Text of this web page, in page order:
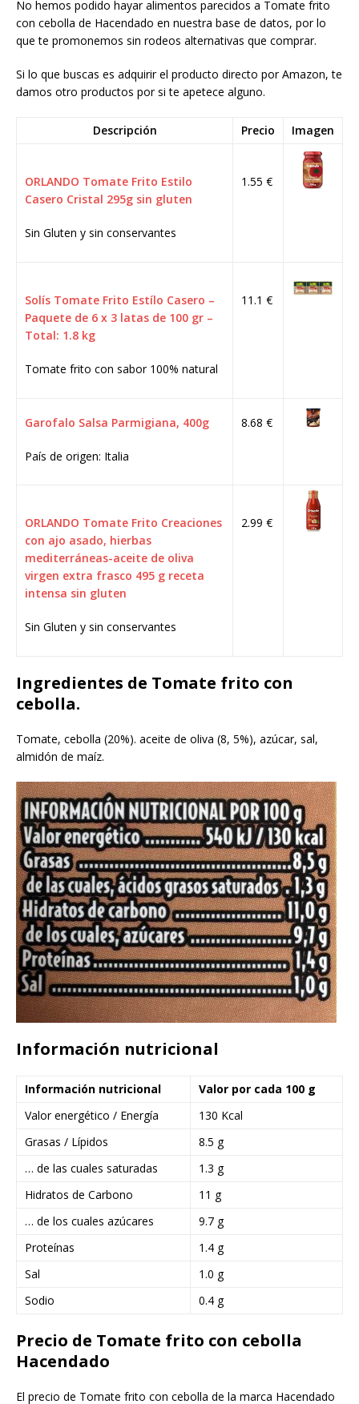
No hemos podido hayar alimentos parecidos a Tomate frito
con cebolla de Hacendado en nuestra base de datos, por lo
que te promonemos sin rodeos alternativas que comprar.
Si lo que buscas es adquirir el producto directo por Amazon, te
damos otro productos por si te apetece alguno.
Descripción Precio Imagen
ORLANDO Tomate Frito Estilo
Casero Cristal 295g sin gluten
Sin Gluten y sin conservantes
1.55 €
Solís Tomate Frito Estílo Casero –
Paquete de 6 x 3 latas de 100 gr –
Total: 1.8 kg
Tomate frito con sabor 100% natural
11.1 €
Garofalo Salsa Parmigiana, 400g
País de origen: Italia
8.68 €
ORLANDO Tomate Frito Creaciones
con ajo asado, hierbas
mediterráneas-aceite de oliva
virgen extra frasco 495 g receta
intensa sin gluten
Sin Gluten y sin conservantes
2.99 €
Ingredientes de Tomate frito con
cebolla.
Tomate, cebolla (20%). aceite de oliva (8, 5%), azúcar, sal,
almidón de maíz.
Información nutricional
Información nutricional
Valor por cada 100 g
Valor energético / Energía
130 Kcal
Grasas / Lípidos
8.5 g
… de las cuales saturadas
1.3 g
Hidratos de Carbono
11 g
… de los cuales azúcares
9.7 g
Proteínas
1.4 g
Sal
1.0 g
Sodio
0.4 g
Precio de Tomate frito con cebolla
Hacendado
El precio de Tomate frito con cebolla de la marca Hacendado